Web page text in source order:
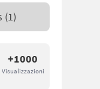
+1000
Visualizzazioni
(1)